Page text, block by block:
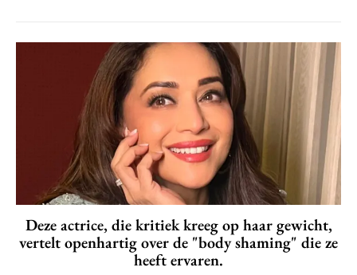
Deze actrice, die kritiek kreeg op haar gewicht,
vertelt openhartig over de "body shaming" die ze
heeft ervaren.